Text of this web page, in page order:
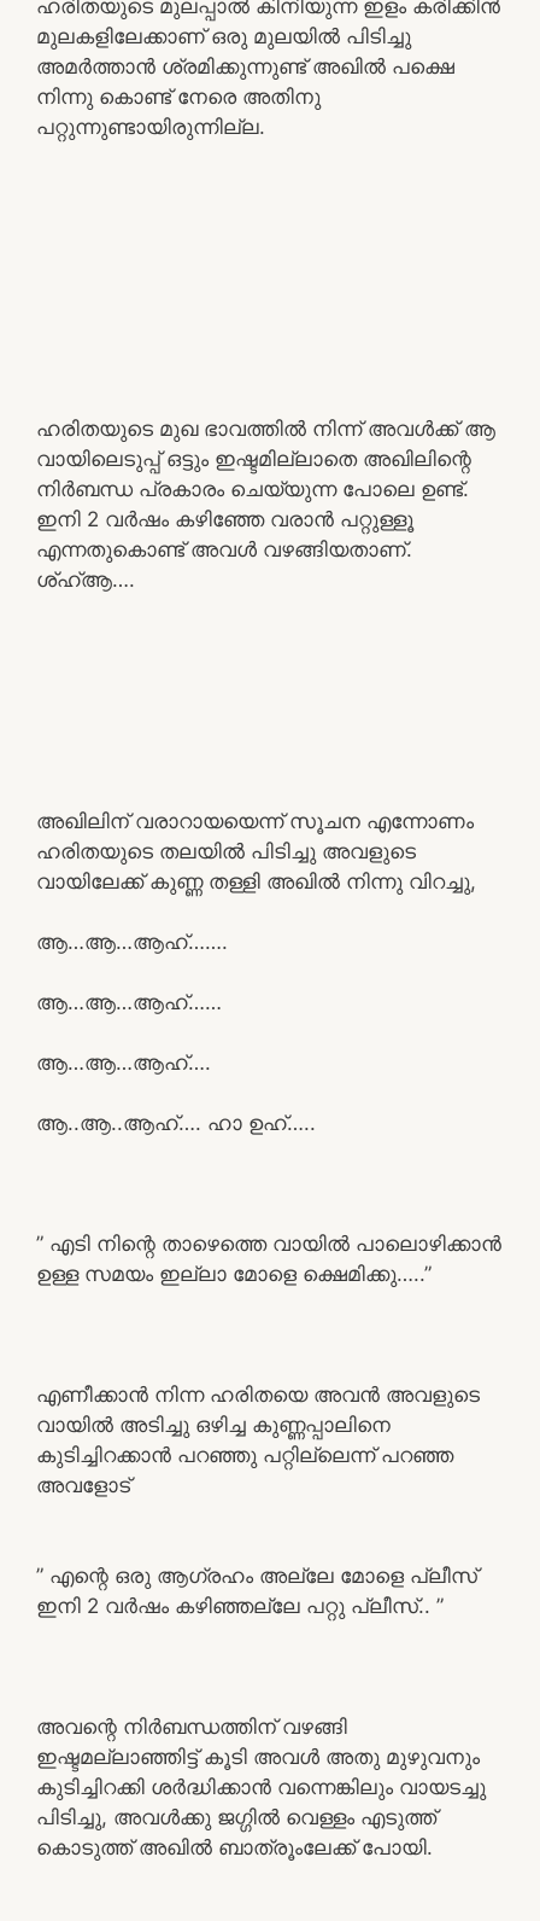
ഹരിതയുടെ മുലപ്പാൽ കിനിയുന്ന ഇളം കരിക്കിൻ
മുലകളിലേക്കാണ് ഒരു മുലയിൽ പിടിച്ചു
അമർത്താൻ ശ്രമിക്കുന്നുണ്ട് അഖിൽ പക്ഷെ
നിന്നു കൊണ്ട് നേരെ അതിനു
പറ്റുന്നുണ്ടായിരുന്നില്ല.
ഹരിതയുടെ മുഖ ഭാവത്തിൽ നിന്ന് അവൾക്ക് ആ
വായിലെടുപ്പ് ഒട്ടും ഇഷ്ടമില്ലാതെ അഖിലിന്റെ
നിർബന്ധ പ്രകാരം ചെയ്യുന്ന പോലെ ഉണ്ട്.
ഇനി 2 വർഷം കഴിഞ്ഞേ വരാൻ പറ്റുള്ളൂ
എന്നതുകൊണ്ട് അവൾ വഴങ്ങിയതാണ്.
ശ്ഹ്ആ….
അഖിലിന് വരാറായയെന്ന് സൂചന എന്നോണം
ഹരിതയുടെ തലയിൽ പിടിച്ചു അവളുടെ
വായിലേക്ക് കുണ്ണ തള്ളി അഖിൽ നിന്നു വിറച്ചു,
ആ…ആ…ആഹ്…….
ആ…ആ…ആഹ്……
ആ…ആ…ആഹ്….
ആ..ആ..ആഹ്…. ഹാ ഉഹ്…..
” എടി നിന്റെ താഴെത്തെ വായിൽ പാലൊഴിക്കാൻ
ഉള്ള സമയം ഇല്ലാ മോളെ ക്ഷെമിക്കു…..”
എണീക്കാൻ നിന്ന ഹരിതയെ അവൻ അവളുടെ
വായിൽ അടിച്ചു ഒഴിച്ച കുണ്ണപ്പാലിനെ
കുടിച്ചിറക്കാൻ പറഞ്ഞു പറ്റില്ലെന്ന് പറഞ്ഞ
അവളോട്
” എന്റെ ഒരു ആഗ്രഹം അല്ലേ മോളെ പ്ലീസ്
ഇനി 2 വർഷം കഴിഞ്ഞല്ലേ പറ്റു പ്ലീസ്.. ”
അവന്റെ നിർബന്ധത്തിന് വഴങ്ങി
ഇഷ്ടമല്ലാഞ്ഞിട്ട് കൂടി അവൾ അതു മുഴുവനും
കുടിച്ചിറക്കി ശർദ്ധിക്കാൻ വന്നെങ്കിലും വായടച്ചു
പിടിച്ചു, അവൾക്കു ജഗ്ഗിൽ വെള്ളം എടുത്ത്
കൊടുത്ത് അഖിൽ ബാത്രൂംലേക്ക് പോയി.